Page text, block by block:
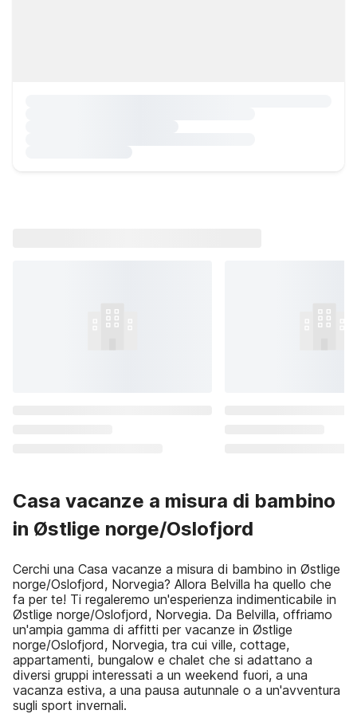
Casa vacanze a misura di bambino
in Østlige norge/Oslofjord
Cerchi una Casa vacanze a misura di bambino in Østlige
norge/Oslofjord, Norvegia? Allora Belvilla ha quello che
fa per te! Ti regaleremo un'esperienza indimenticabile in
Østlige norge/Oslofjord, Norvegia. Da Belvilla, offriamo
un'ampia gamma di affitti per vacanze in Østlige
norge/Oslofjord, Norvegia, tra cui ville, cottage,
appartamenti, bungalow e chalet che si adattano a
diversi gruppi interessati a un weekend fuori, a una
vacanza estiva, a una pausa autunnale o a un'avventura
sugli sport invernali.